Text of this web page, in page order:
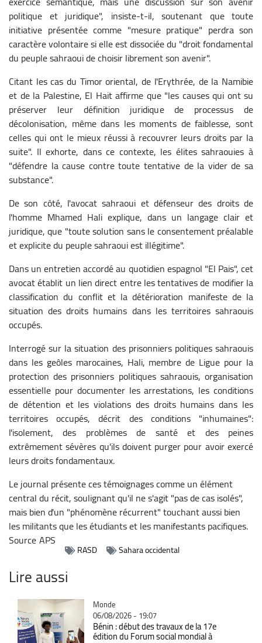
politique et juridique", insiste-t-il, soutenant que toute
initiative présentée comme "mesure pratique" perdra son
caractère volontaire si elle est dissociée du "droit fondamental
du peuple sahraoui de choisir librement son avenir".
Citant les cas du Timor oriental, de l'Erythrée, de la Namibie
et de la Palestine, El Hait affirme que "les causes qui ont su
préserver leur définition juridique de processus de
décolonisation, même dans les moments de faiblesse, sont
celles qui ont le mieux réussi à recouvrer leurs droits par la
suite". Il exhorte, dans ce contexte, les élites sahraouies à
"défendre la cause contre toute tentative de la vider de sa
substance".
De son côté, l'avocat sahraoui et défenseur des droits de
l'homme Mhamed Hali explique, dans un langage clair et
juridique, que "toute solution sans le consentement préalable
et explicite du peuple sahraoui est illégitime".
Dans un entretien accordé au quotidien espagnol "El Pais", cet
avocat établit un lien direct entre les tentatives de modifier la
classification du conflit et la détérioration manifeste de la
situation des droits humains dans les territoires sahraouis
occupés.
Interrogé sur la situation des prisonniers politiques sahraouis
dans les geôles marocaines, Hali, membre de Ligue pour la
protection des prisonniers politiques sahraouis, organisation
essentielle pour documenter les arrestations, les conditions
de détention et les violations des droits humains dans les
territoires occupés, décrit des conditions "inhumaines":
l'isolement, des problèmes de santé et des peines
extrêmement sévères qu'ils doivent purger pour avoir exercé
leurs droits fondamentaux.
Le journal présente ces témoignages comme un élément
central du récit, soulignant qu'il ne s'agit "pas de cas isolés",
mais bien d'un "phénomène récurrent" touchant aussi bien
les militants que les étudiants et les manifestants pacifiques.
SourceAPS
RASD Sahara occidental
Lire aussi
Catégorie
Monde
06/08/2026 - 19:07
Bénin : début des travaux de la 17e
édition du Forum social mondial à